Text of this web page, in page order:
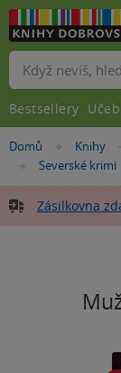
Nacházíte
Domů »Knihy
»
Severské krimi
Zásilkovna
Bestsellery